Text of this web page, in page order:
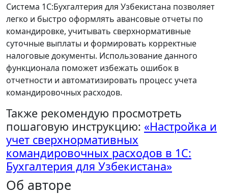
Система 1С:Бухгалтерия для Узбекистана позволяет
легко и быстро оформлять авансовые отчеты по
командировке, учитывать сверхнормативные
суточные выплаты и формировать корректные
налоговые документы. Использование данного
функционала поможет избежать ошибок в
отчетности и автоматизировать процесс учета
командировочных расходов.
Также рекомендую просмотреть
пошаговую инструкцию: «Настройка и
учет сверхнормативных
командировочных расходов в 1С:
Бухгалтерия для Узбекистана»
Об авторе